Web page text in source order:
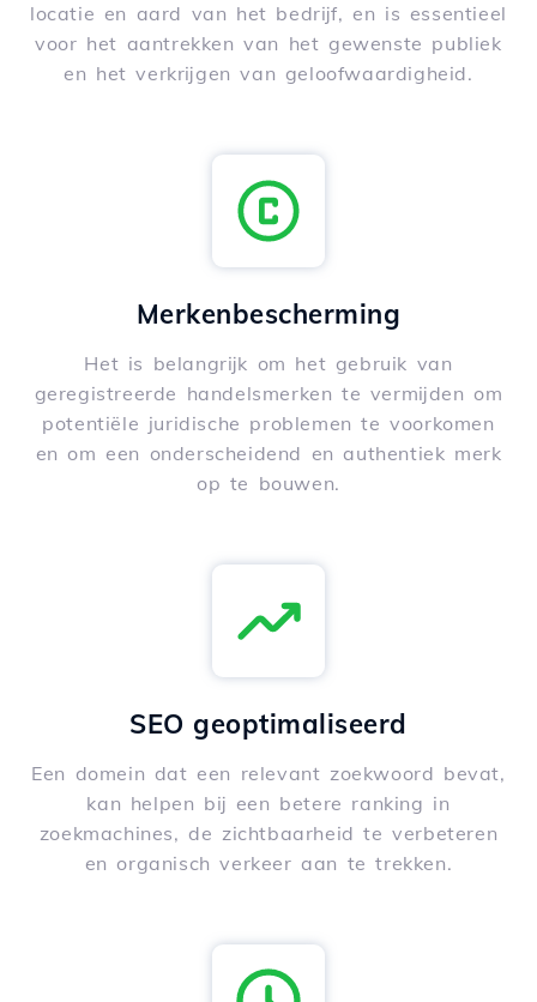
locatie en aard van het bedrijf, en is essentieel
voor het aantrekken van het gewenste publiek
en het verkrijgen van geloofwaardigheid.
Merkenbescherming
Het is belangrijk om het gebruik van
geregistreerde handelsmerken te vermijden om
potentiële juridische problemen te voorkomen
en om een onderscheidend en authentiek merk
op te bouwen.
SEO geoptimaliseerd
Een domein dat een relevant zoekwoord bevat,
kan helpen bij een betere ranking in
zoekmachines, de zichtbaarheid te verbeteren
en organisch verkeer aan te trekken.